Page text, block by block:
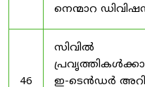
നെന്മാറ
46
സിവിൽ
ഇ-ടെൻഡർ